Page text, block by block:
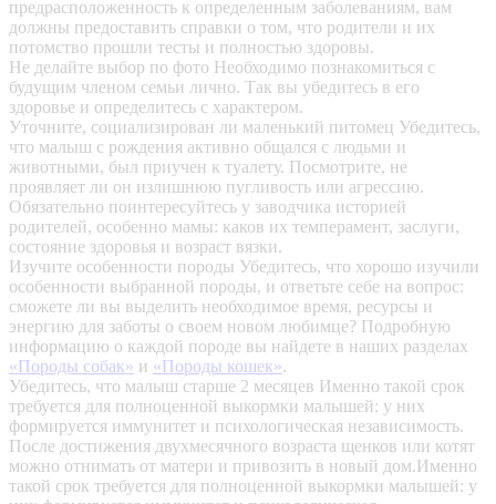
предрасположенность к определенным заболеваниям, вам
должны предоставить справки о том, что родители и их
потомство прошли тесты и полностью здоровы.
Не делайте выбор по фото Необходимо познакомиться с
будущим членом семьи лично. Так вы убедитесь в его
здоровье и определитесь с характером.
Уточните, социализирован ли маленький питомец Убедитесь,
что малыш с рождения активно общался с людьми и
животными, был приучен к туалету. Посмотрите, не
проявляет ли он излишнюю пугливость или агрессию.
Обязательно поинтересуйтесь у заводчика историей
родителей, особенно мамы: каков их темперамент, заслуги,
состояние здоровья и возраст вязки.
Изучите особенности породы Убедитесь, что хорошо изучили
особенности выбранной породы, и ответьте себе на вопрос:
сможете ли вы выделить необходимое время, ресурсы и
энергию для заботы о своем новом любимце? Подробную
информацию о каждой породе вы найдете в наших разделах
«Породы собак» и «Породы кошек».
Убедитесь, что малыш старше 2 месяцев Именно такой срок
требуется для полноценной выкормки малышей: у них
формируется иммунитет и психологическая независимость.
После достижения двухмесячного возраста щенков или котят
можно отнимать от матери и привозить в новый дом.Именно
такой срок требуется для полноценной выкормки малышей: у